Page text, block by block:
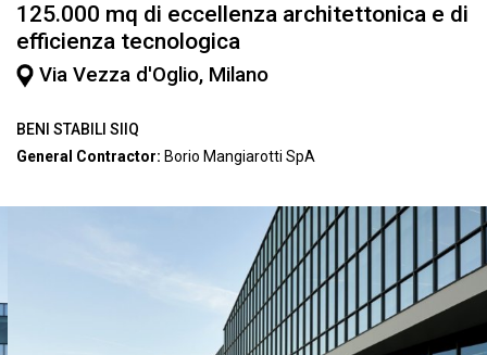
125.000 mq di eccellenza architettonica e di
efficienza tecnologica
Via Vezza d'Oglio, Milano
BENI STABILI SIIQ
General Contractor: Borio Mangiarotti SpA